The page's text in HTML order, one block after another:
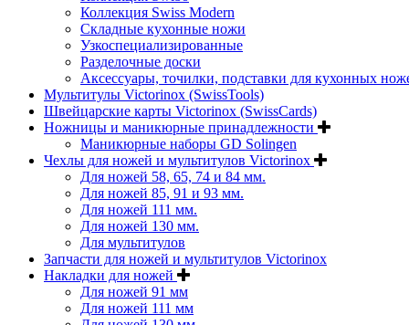
Коллекция Swiss Modern
Складные кухонные ножи
Узкоспециализированные
Разделочные доски
Аксессуары, точилки, подставки для кухонных
Мультитулы Victorinox (SwissTools)
Швейцарские карты Victorinox (SwissCards)
Ножницы и маникюрные принадлежности
Маникюрные наборы GD Solingen
Чехлы для ножей и мультитулов Victorinox
Для ножей 58, 65, 74 и 84 мм.
Для ножей 85, 91 и 93 мм.
Для ножей 111 мм.
Для ножей 130 мм.
Для мультитулов
Запчасти для ножей и мультитулов Victorinox
Накладки для ножей
Для ножей 91 мм
Для ножей 111 мм